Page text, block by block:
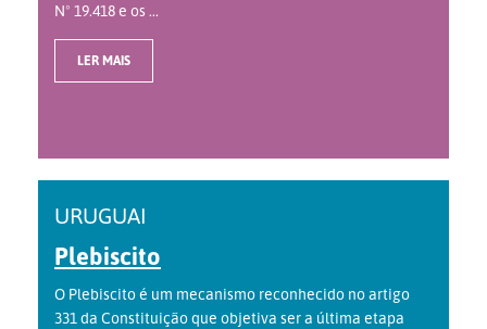
Nº 19.418 e os ...
LER MAIS
URUGUAI
Plebiscito
O Plebiscito é um mecanismo reconhecido no artigo
331 da Constituição que objetiva ser a última etapa